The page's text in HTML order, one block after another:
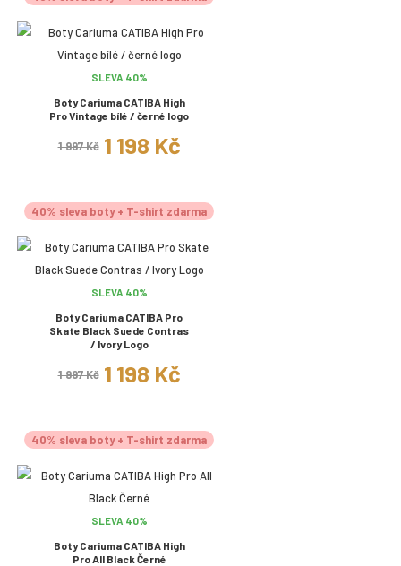
SLEVA 40%
Boty Cariuma CATIBA High
Pro Vintage bílé / černé logo
1 997 Kč 1 198 Kč
40% sleva boty + T-shirt zdarma
SLEVA 40%
Boty Cariuma CATIBA Pro
Skate Black Suede Contras
/ Ivory Logo
1 997 Kč 1 198 Kč
40% sleva boty + T-shirt zdarma
SLEVA 40%
Boty Cariuma CATIBA High
Pro All Black Černé